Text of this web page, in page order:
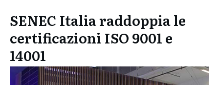
SENEC Italia raddoppia le
certificazioni ISO 9001 e
14001